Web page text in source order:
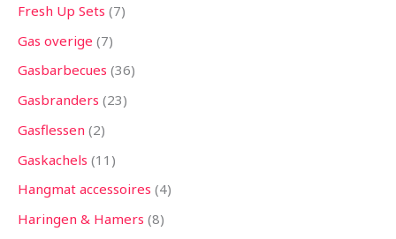
Fresh Up Sets 7
Gas overige 7
Gasbarbecues 36
Gasbranders 23
Gasflessen 2
Gaskachels 11
Hangmat accessoires 4
Haringen & Hamers 8